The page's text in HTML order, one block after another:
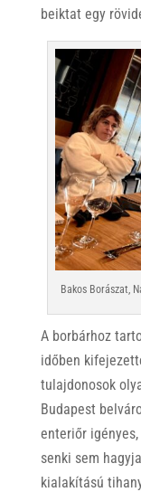
beiktat egy
Bakos Borászat,
A borbárhoz
időben
tulajdonosok
Budapest
enteriőr
senki sem
kialakítású